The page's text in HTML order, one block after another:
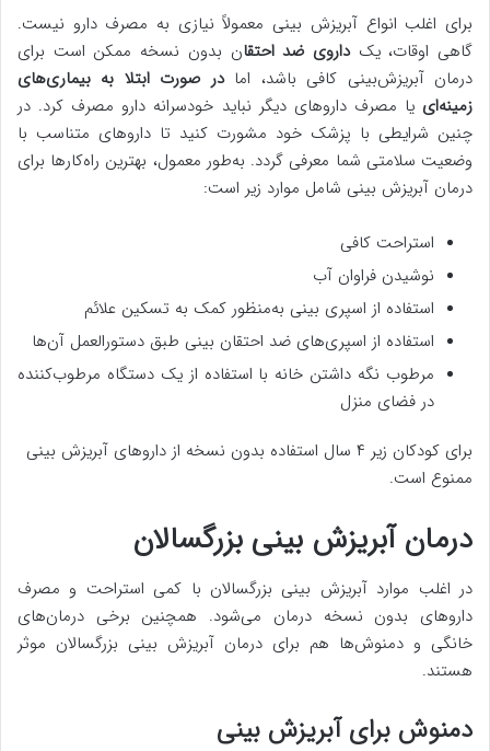
برای اغلب انواع آبریزش بینی معمولاً نیازی به مصرف دارو نیست.
گاهی اوقات، یکداروی ضد احتقان بدون نسخه ممکن است برای
درمان آبریزش‌بینی کافی باشد، امادر صورت ابتلا به بیماری‌های
زمینه‌ای یا مصرف داروهای دیگر نباید خودسرانه دارو مصرف کرد. در
چنین شرایطی با پزشک خود مشورت کنید تا داروهای متناسب با
وضعیت سلامتی شما معرفی گردد. به‌طور معمول، بهترین راه‌کارها برای
درمان آبریزش بینی شامل موارد زیر است:
استراحت کافی
نوشیدن فراوان آب
استفاده از اسپری بینی به‌منظور کمک به تسکین علائم
استفاده از اسپری‌های ضد احتقان بینی طبق دستورالعمل آن‌ها
مرطوب نگه داشتن خانه با استفاده از یک دستگاه مرطوب‌کننده
در فضای منزل
برای کودکان زیر ۴ سال استفاده بدون نسخه از داروهای آبریزش بینی
ممنوع است.
درمان آبریزش بینی بزرگسالان
در اغلب موارد آبریزش بینی بزرگسالان با کمی استراحت و مصرف
داروهای بدون نسخه درمان می‌شود. همچنین برخی درمان‌های
خانگی و دمنوش‌ها هم برای درمان آبریزش بینی بزرگسالان موثر
هستند.
دمنوش برای آبریزش بینی